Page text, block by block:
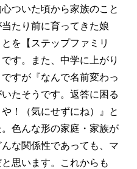
ついた頃から家族のこと
たり前に育ってきた娘
を【ステップファミリ
す。また、中学に上がり
すが『なんで名前変わっ
たそうです。返答に困る
！（気にせずにね）』と
色んな形の家庭・家族が
な関係性であっても、マ
思います。これからも